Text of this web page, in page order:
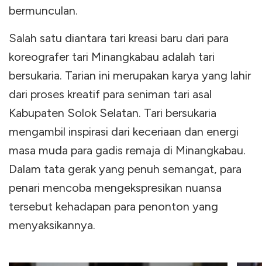
bermunculan.
Salah satu diantara tari kreasi baru dari para
koreografer tari Minangkabau adalah tari
bersukaria. Tarian ini merupakan karya yang lahir
dari proses kreatif para seniman tari asal
Kabupaten Solok Selatan. Tari bersukaria
mengambil inspirasi dari keceriaan dan energi
masa muda para gadis remaja di Minangkabau.
Dalam tata gerak yang penuh semangat, para
penari mencoba mengekspresikan nuansa
tersebut kehadapan para penonton yang
menyaksikannya.